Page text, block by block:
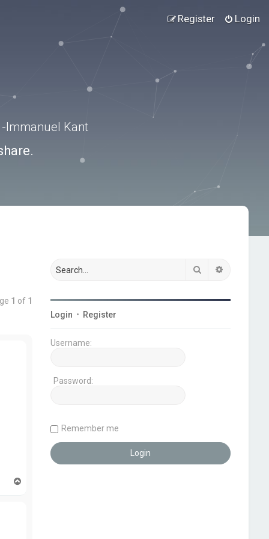
Login
Register
-Immanuel Kant
1 of 1
Search
Login • Register
Username:
Password:
Remember me